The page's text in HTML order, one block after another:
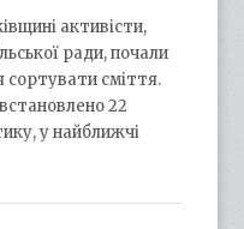
активісти,
ради, почали
сортувати сміття.
22
у найближчі